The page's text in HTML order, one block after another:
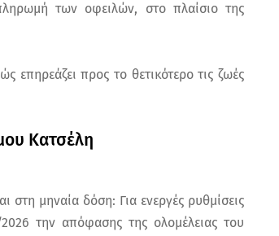
των οφειλών, στο πλαίσιο της
επηρεάζει προς το θετικότερο τις ζωές
Κατσέλη
στη μηναία δόση: Για ενεργές ρυθμίσεις
την απόφασης της ολομέλειας του